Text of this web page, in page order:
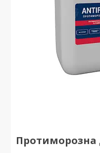
Протиморозна